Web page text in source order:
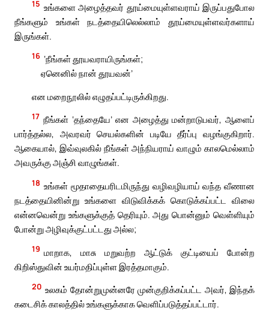
15 உங்களை அழைத்தவர் தூய்மையுள்ளவராய் இருப்பதுபோல
நீங்களும் உங்கள் நடத்தையிலெல்லாம் தூய்மையுள்ளவர்களாய்
இருங்கள்.
16 ‘நீங்கள் தூயவராயிருங்கள்;
ஏனெனில் நான் தூயவன்’
என மறைநூலில் எழுதப்பட்டிருக்கிறது.
17 நீங்கள் ‘தந்தையே’ என அழைத்து மன்றாடுபவர், ஆளைப்
பார்த்தல்ல, அவரவர் செயல்களின் படியே தீர்ப்பு வழங்குகிறார்.
ஆகையால், இவ்வுலகில் நீங்கள் அந்நியராய் வாழும் காலமெல்லாம்
அவருக்கு அஞ்சி வாழுங்கள்.
18 உங்கள் மூதாதையரிடமிருந்து வழிவழியாய் வந்த வீணான
நடத்தையினின்று உங்களை விடுவிக்கக் கொடுக்கப்பட்ட விலை
என்னவென்று உங்களுக்குத் தெரியும். அது பொன்னும் வெள்ளியும்
போன்று அழிவுக்குட்பட்டது அல்ல;
19 மாறாக, மாசு மறுவற்ற ஆட்டுக் குட்டியைப் போன்ற
கிறிஸ்துவின் உயர்மதிப்புள்ள இரத்தமாகும்.
20 உலகம் தோன்றுமுன்னரே முன்குறிக்கப்பட்ட அவர், இந்தக்
கடைசிக் காலத்தில் உங்களுக்காக வெளிப்படுத்தப்பட்டார்.